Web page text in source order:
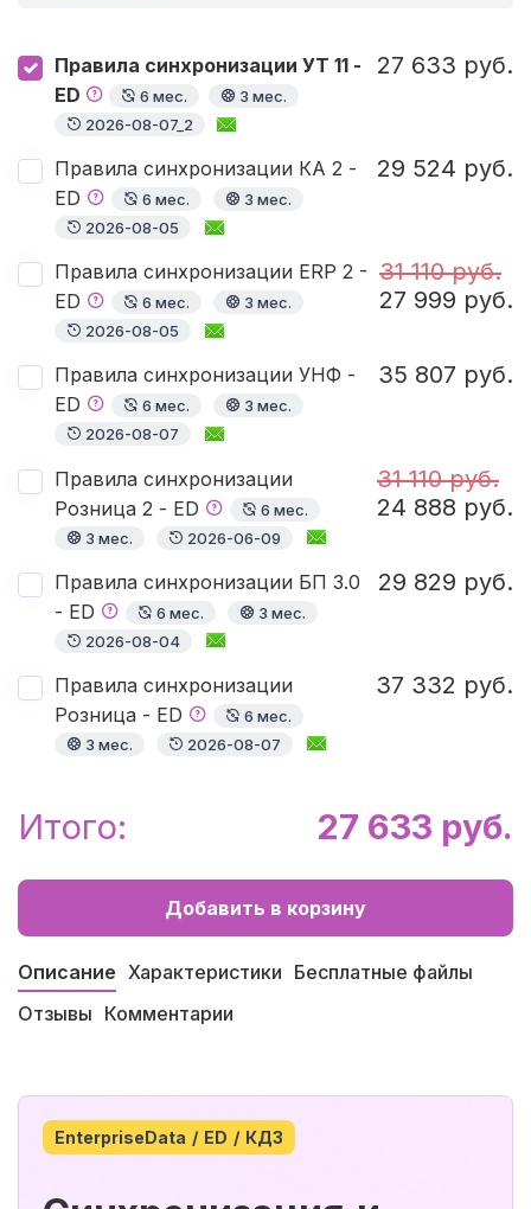
Правила синхронизации УТ 11 -
ED
6 мес.
3 мес.
2026-08-07_2
27 633 руб.
Правила синхронизации КА 2 -
ED
6 мес.
3 мес.
2026-08-05
29 524 руб.
Правила синхронизации ERP 2 -
ED
6 мес.
3 мес.
2026-08-05
31 110 руб.
27 999 руб.
Правила синхронизации УНФ -
ED
6 мес.
3 мес.
2026-08-07
35 807 руб.
Правила синхронизации
Розница 2 - ED
6 мес.
3 мес.
2026-06-09
31 110 руб.
24 888 руб.
Правила синхронизации БП 3.0
- ED
6 мес.
3 мес.
2026-08-04
29 829 руб.
Правила синхронизации
Розница - ED
6 мес.
3 мес.
2026-08-07
37 332 руб.
Итого: 27 633 руб.
Добавить в корзину
Описание Характеристики Бесплатные файлы
Отзывы Комментарии
EnterpriseData / ED / КД3